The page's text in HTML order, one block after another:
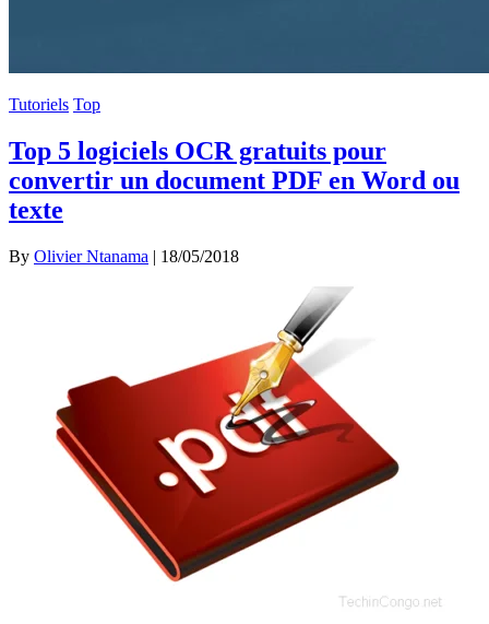
Tutoriels Top
Top 5 logiciels OCR gratuits pour
convertir un document PDF en Word ou
texte
By Olivier Ntanama | 18/05/2018